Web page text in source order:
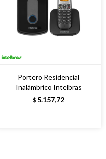
Portero Residencial
Inalámbrico Intelbras
$ 5.157,72